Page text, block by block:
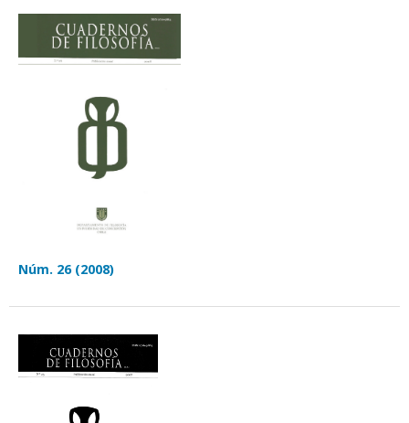
Núm. 26 (2008)